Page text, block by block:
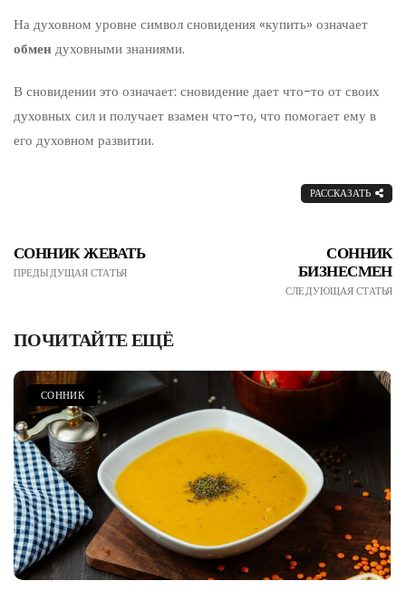
На духовном уровне символ сновидения «купить» означает
обмен духовными знаниями.
В сновидении это означает: сновидение дает что-то от своих
духовных сил и получает взамен что-то, что помогает ему в
его духовном развитии.
РАССКАЗАТЬ
СОННИК ЖЕВАТЬ
ПРЕДЫДУЩАЯ СТАТЬЯ
СОННИК
БИЗНЕСМЕН
СЛЕДУЮЩАЯ СТАТЬЯ
ПОЧИТАЙТЕ ЕЩЁ
СОННИК